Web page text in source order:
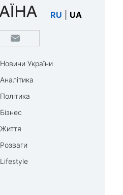
RU UA
Новини України
Аналітика
Політика
Бізнес
Життя
Розваги
Lifestyle